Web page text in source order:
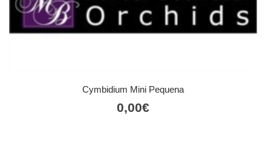
Cymbidium Mini Pequena
0,00€